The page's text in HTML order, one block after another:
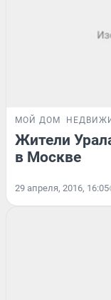
МОЙ ДОМ
Жители
в Москве
29 апреля, 2016, 16:05